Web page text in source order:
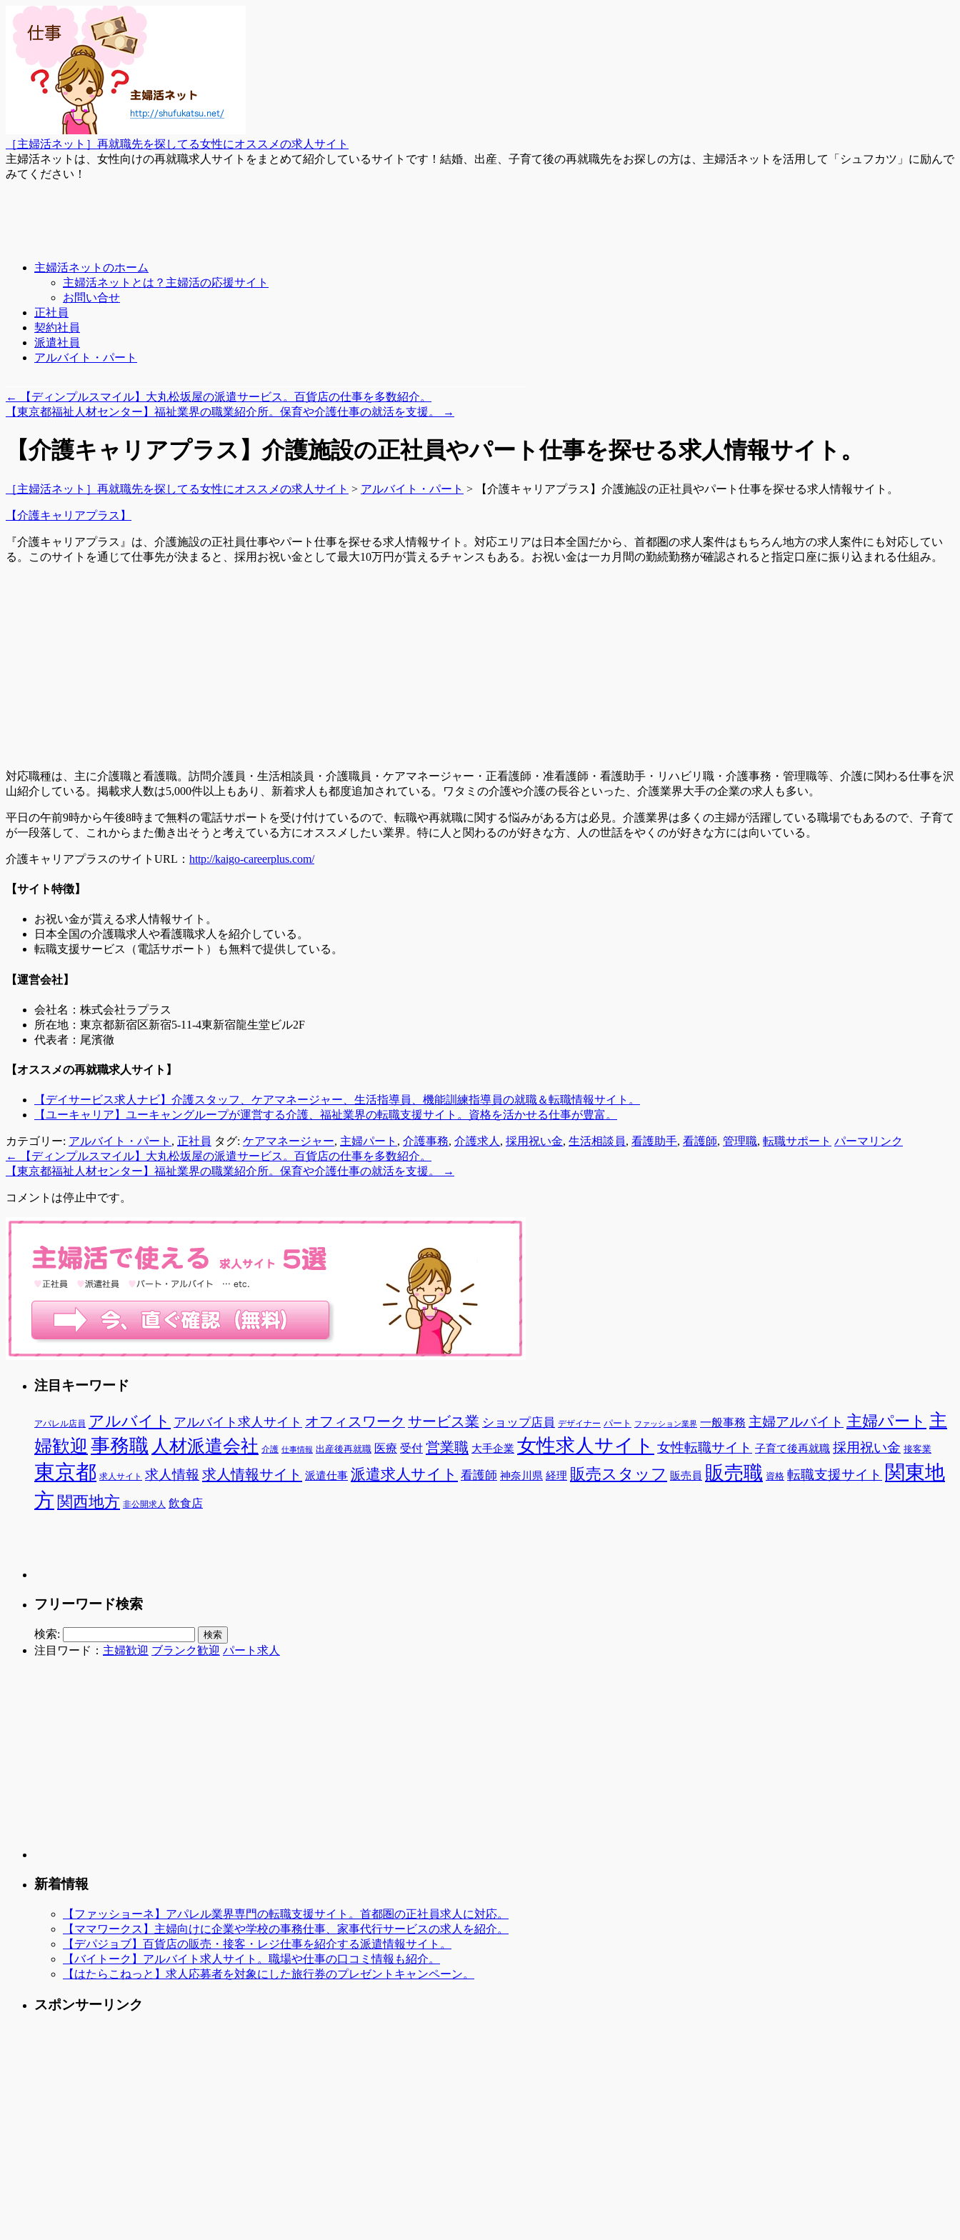
［主婦活ネット］再就職先を探してる女性にオススメの求人サイト
主婦活ネットは、女性向けの再就職求人サイトをまとめて紹介しているサイトです！結婚、出産、子育て後の再就職先をお探しの方は、主婦活ネットを活用して「シュフカツ」に励んで
みてください！
主婦活ネットのホーム
主婦活ネットとは？主婦活の応援サイト
お問い合せ
正社員
契約社員
派遣社員
アルバイト・パート
←
【ディンプルスマイル】大丸松坂屋の派遣サービス。百貨店の仕事を多数紹介。
【東京都福祉人材センター】福祉業界の職業紹介所。保育や介護仕事の就活を支援。
→
【介護キャリアプラス】介護施設の正社員やパート仕事を探せる求人情報サイト。
［主婦活ネット］再就職先を探してる女性にオススメの求人サイト > アルバイト・パート > 【介護キャリアプラス】介護施設の正社員やパート仕事を探せる求人情報サイト。
【介護キャリアプラス】
『介護キャリアプラス』は、介護施設の正社員仕事やパート仕事を探せる求人情報サイト。対応エリアは日本全国だから、首都圏の求人案件はもちろん地方の求人案件にも対応してい
る。このサイトを通じて仕事先が決まると、採用お祝い金として最大10万円が貰えるチャンスもある。お祝い金は一カ月間の勤続勤務が確認されると指定口座に振り込まれる仕組み。
対応職種は、主に介護職と看護職。訪問介護員・生活相談員・介護職員・ケアマネージャー・正看護師・准看護師・看護助手・リハビリ職・介護事務・管理職等、介護に関わる仕事を沢
山紹介している。掲載求人数は5,000件以上もあり、新着求人も都度追加されている。ワタミの介護や介護の長谷といった、介護業界大手の企業の求人も多い。
平日の午前9時から午後8時まで無料の電話サポートを受け付けているので、転職や再就職に関する悩みがある方は必見。介護業界は多くの主婦が活躍している職場でもあるので、子育て
が一段落して、これからまた働き出そうと考えている方にオススメしたい業界。特に人と関わるのが好きな方、人の世話をやくのが好きな方には向いている。
介護キャリアプラスのサイトURL： http://kaigo-careerplus.com/
【サイト特徴】
お祝い金が貰える求人情報サイト。
日本全国の介護職求人や看護職求人を紹介している。
転職支援サービス（電話サポート）も無料で提供している。
【運営会社】
会社名：株式会社ラプラス
所在地：東京都新宿区新宿5-11-4東新宿龍生堂ビル2F
代表者：尾濱徹
【オススメの再就職求人サイト】
【デイサービス求人ナビ】介護スタッフ、ケアマネージャー、生活指導員、機能訓練指導員の就職＆転職情報サイト。
【ユーキャリア】ユーキャングループが運営する介護、福祉業界の転職支援サイト。資格を活かせる仕事が豊富。
カテゴリー: アルバイト・パート , 正社員 タグ: ケアマネージャー, 主婦パート , 介護事務, 介護求人, 採用祝い金, 生活相談員, 看護助手, 看護師, 管理職, 転職サポート パーマリンク
←
【ディンプルスマイル】大丸松坂屋の派遣サービス。百貨店の仕事を多数紹介。
【東京都福祉人材センター】福祉業界の職業紹介所。保育や介護仕事の就活を支援。
→
コメントは停止中です。
注目キーワード
アパレル店員 アルバイト アルバイト求人サイト オフィスワーク サービス業 ショップ店員 デザイナー パート ファッション業界 一般事務 主婦アルバイト 主婦パート 主
婦歓迎 事務職 人材派遣会社 介護 仕事情報 出産後再就職 医療 受付 営業職 大手企業 女性求人サイト 女性転職サイト 子育て後再就職 採用祝い金 接客業
東京都 求人サイト 求人情報 求人情報サイト 派遣仕事 派遣求人サイト 看護師 神奈川県 経理 販売スタッフ 販売員 販売職 資格 転職支援サイト 関東地
方 関西地方 非公開求人 飲食店
フリーワード検索
検索:
注目ワード： 主婦歓迎 ブランク歓迎 パート求人
新着情報
【ファッショーネ】アパレル業界専門の転職支援サイト。首都圏の正社員求人に対応。
【ママワークス】主婦向けに企業や学校の事務仕事、家事代行サービスの求人を紹介。
【デパジョブ】百貨店の販売・接客・レジ仕事を紹介する派遣情報サイト。
【バイトーク】アルバイト求人サイト。職場や仕事の口コミ情報も紹介。
【はたらこねっと】求人応募者を対象にした旅行券のプレゼントキャンペーン。
スポンサーリンク